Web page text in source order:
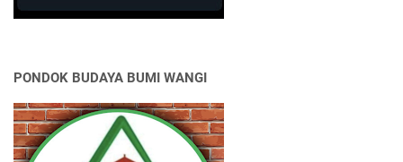
PONDOK BUDAYA BUMI WANGI